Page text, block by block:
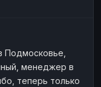
Подмосковье,
менеджер в
теперь только